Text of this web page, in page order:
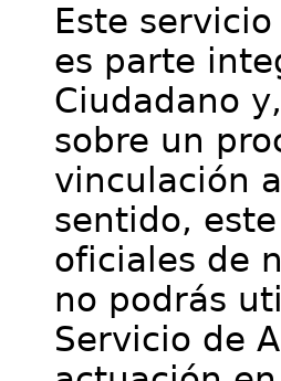
Este
es parte
Ciudadano
sobre un
vinculación
sentido,
oficiales de
no podrás
Servicio de